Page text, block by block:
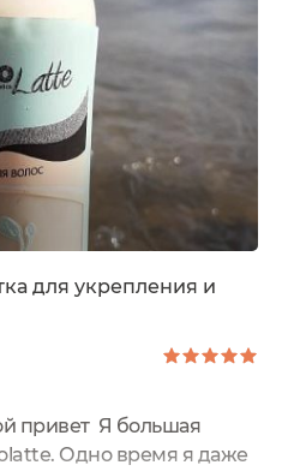
для укрепления и
привет Я большая
Одно время я даже